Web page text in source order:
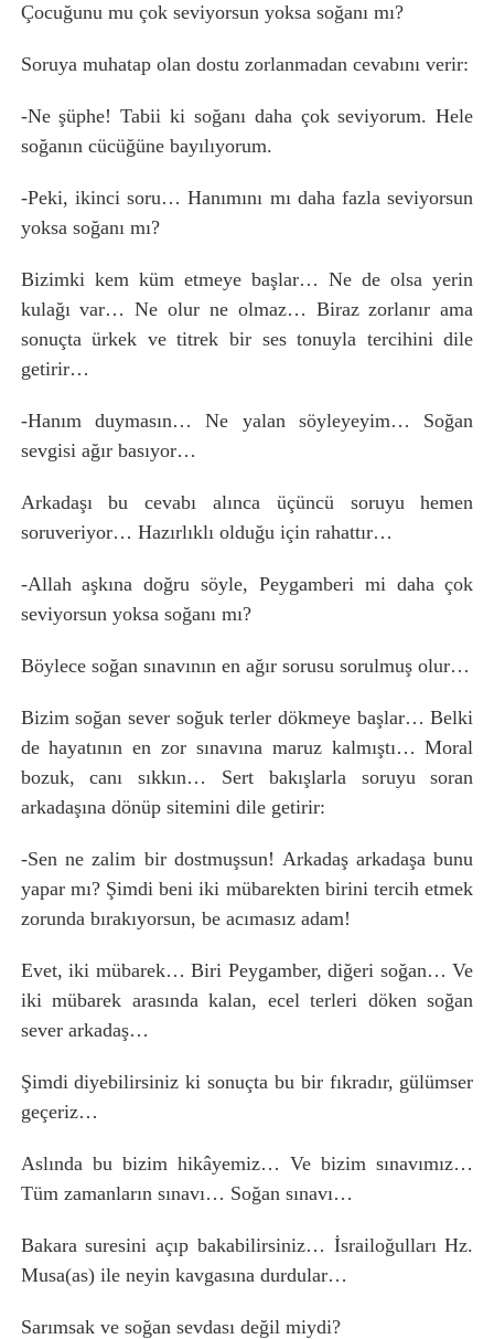
Çocuğunu mu çok seviyorsun yoksa soğanı mı?
Soruya muhatap olan dostu zorlanmadan cevabını verir:
-Ne şüphe! Tabii ki soğanı daha çok seviyorum. Hele
soğanın cücüğüne bayılıyorum.
-Peki, ikinci soru… Hanımını mı daha fazla seviyorsun
yoksa soğanı mı?
Bizimki kem küm etmeye başlar… Ne de olsa yerin
kulağı var… Ne olur ne olmaz… Biraz zorlanır ama
sonuçta ürkek ve titrek bir ses tonuyla tercihini dile
getirir…
-Hanım duymasın… Ne yalan söyleyeyim… Soğan
sevgisi ağır basıyor…
Arkadaşı bu cevabı alınca üçüncü soruyu hemen
soruveriyor… Hazırlıklı olduğu için rahattır…
-Allah aşkına doğru söyle, Peygamberi mi daha çok
seviyorsun yoksa soğanı mı?
Böylece soğan sınavının en ağır sorusu sorulmuş olur…
Bizim soğan sever soğuk terler dökmeye başlar… Belki
de hayatının en zor sınavına maruz kalmıştı… Moral
bozuk, canı sıkkın… Sert bakışlarla soruyu soran
arkadaşına dönüp sitemini dile getirir:
-Sen ne zalim bir dostmuşsun! Arkadaş arkadaşa bunu
yapar mı? Şimdi beni iki mübarekten birini tercih etmek
zorunda bırakıyorsun, be acımasız adam!
Evet, iki mübarek… Biri Peygamber, diğeri soğan… Ve
iki mübarek arasında kalan, ecel terleri döken soğan
sever arkadaş…
Şimdi diyebilirsiniz ki sonuçta bu bir fıkradır, gülümser
geçeriz…
Aslında bu bizim hikâyemiz… Ve bizim sınavımız…
Tüm zamanların sınavı… Soğan sınavı…
Bakara suresini açıp bakabilirsiniz… İsrailoğulları Hz.
Musa(as) ile neyin kavgasına durdular…
Sarımsak ve soğan sevdası değil miydi?